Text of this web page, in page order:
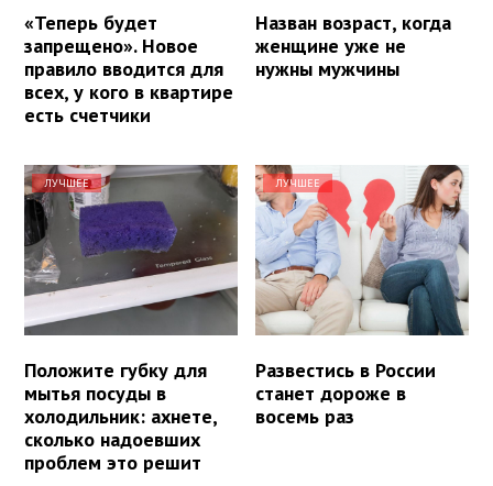
«Теперь будет
запрещено». Новое
правило вводится для
всех, у кого в квартире
есть счетчики
Назван возраст, когда
женщине уже не
нужны мужчины
ЛУЧШЕЕ
Положите губку для
мытья посуды в
холодильник: ахнете,
сколько надоевших
проблем это решит
ЛУЧШЕЕ
Развестись в России
станет дороже в
восемь раз